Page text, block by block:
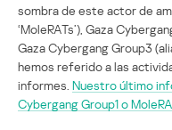
sombra de este actor de
‘MoleRATs’), Gaza
Gaza Cybergang Group3
hemos referido a las
informes. Nuestro último
Cybergang Group1 o